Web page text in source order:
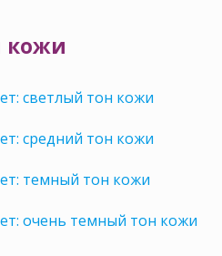
кожи
светлый тон кожи
средний тон кожи
темный тон кожи
очень темный тон кожи